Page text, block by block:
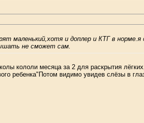
маленький,хотя и доплер и КТГ в
не сможет сам.
кололи месяца за 2 для раскрытия
ребенка"Потом видимо увидев слёзы в